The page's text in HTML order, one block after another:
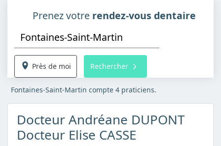
Prenez votre rendez-vous dentaire
Près de moi Rechercher
Fontaines-Saint-Martin compte 4 praticiens.
Docteur Andréane DUPONT
Docteur Elise CASSE